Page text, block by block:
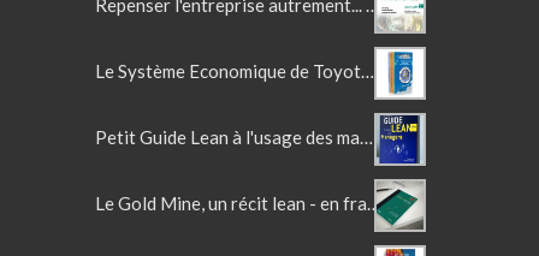
Le Gold Mine, un récit lean - en français